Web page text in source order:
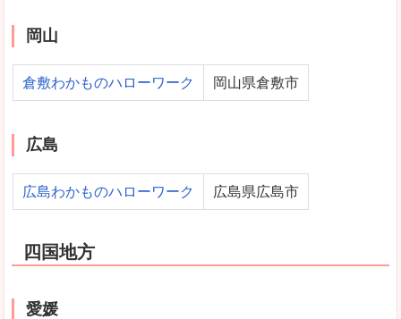
岡山
倉敷わかものハローワーク 岡山県倉敷市
広島
広島わかものハローワーク 広島県広島市
四国地方
愛媛